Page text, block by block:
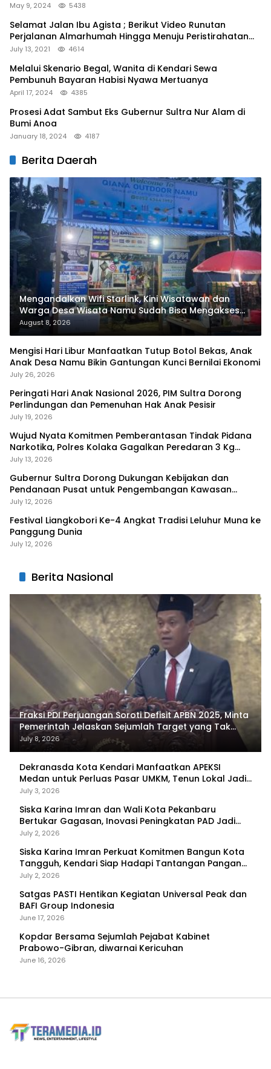
May 9, 2024 5438
Selamat Jalan Ibu Agista ; Berikut Video Runutan
Perjalanan Almarhumah Hingga Menuju Peristirahatan
Terakhir
July 13, 2021 4614
Melalui Skenario Begal, Wanita di Kendari Sewa
Pembunuh Bayaran Habisi Nyawa Mertuanya
April 17, 2024 4385
Prosesi Adat Sambut Eks Gubernur Sultra Nur Alam di
Bumi Anoa
January 18, 2024 4187
Berita Daerah
Mengandalkan Wifi Starlink, Kini Wisatawan dan
Warga Desa Wisata Namu Sudah Bisa Mengakses
Transaksi Digital
August 8, 2026
Mengisi Hari Libur Manfaatkan Tutup Botol Bekas, Anak
Anak Desa Namu Bikin Gantungan Kunci Bernilai Ekonomi
July 26, 2026
Peringati Hari Anak Nasional 2026, PIM Sultra Dorong
Perlindungan dan Pemenuhan Hak Anak Pesisir
July 19, 2026
Wujud Nyata Komitmen Pemberantasan Tindak Pidana
Narkotika, Polres Kolaka Gagalkan Peredaran 3 Kg
Sabu-Sabu
July 13, 2026
Gubernur Sultra Dorong Dukungan Kebijakan dan
Pendanaan Pusat untuk Pengembangan Kawasan
Liangkobhori
July 12, 2026
Festival Liangkobori Ke-4 Angkat Tradisi Leluhur Muna ke
Panggung Dunia
July 12, 2026
Berita Nasional
Fraksi PDI Perjuangan Soroti Defisit APBN 2025, Minta
Pemerintah Jelaskan Sejumlah Target yang Tak
Tercapai
July 8, 2026
Dekranasda Kota Kendari Manfaatkan APEKSI
Medan untuk Perluas Pasar UMKM, Tenun Lokal Jadi
Primadona
July 3, 2026
Siska Karina Imran dan Wali Kota Pekanbaru
Bertukar Gagasan, Inovasi Peningkatan PAD Jadi
Fokus Diskusi
July 2, 2026
Siska Karina Imran Perkuat Komitmen Bangun Kota
Tangguh, Kendari Siap Hadapi Tantangan Pangan
dan Bencana
July 2, 2026
Satgas PASTI Hentikan Kegiatan Universal Peak dan
BAFI Group Indonesia
June 17, 2026
Kopdar Bersama Sejumlah Pejabat Kabinet
Prabowo-Gibran, diwarnai Kericuhan
June 16, 2026